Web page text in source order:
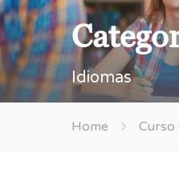
Idiomas
Home Curso